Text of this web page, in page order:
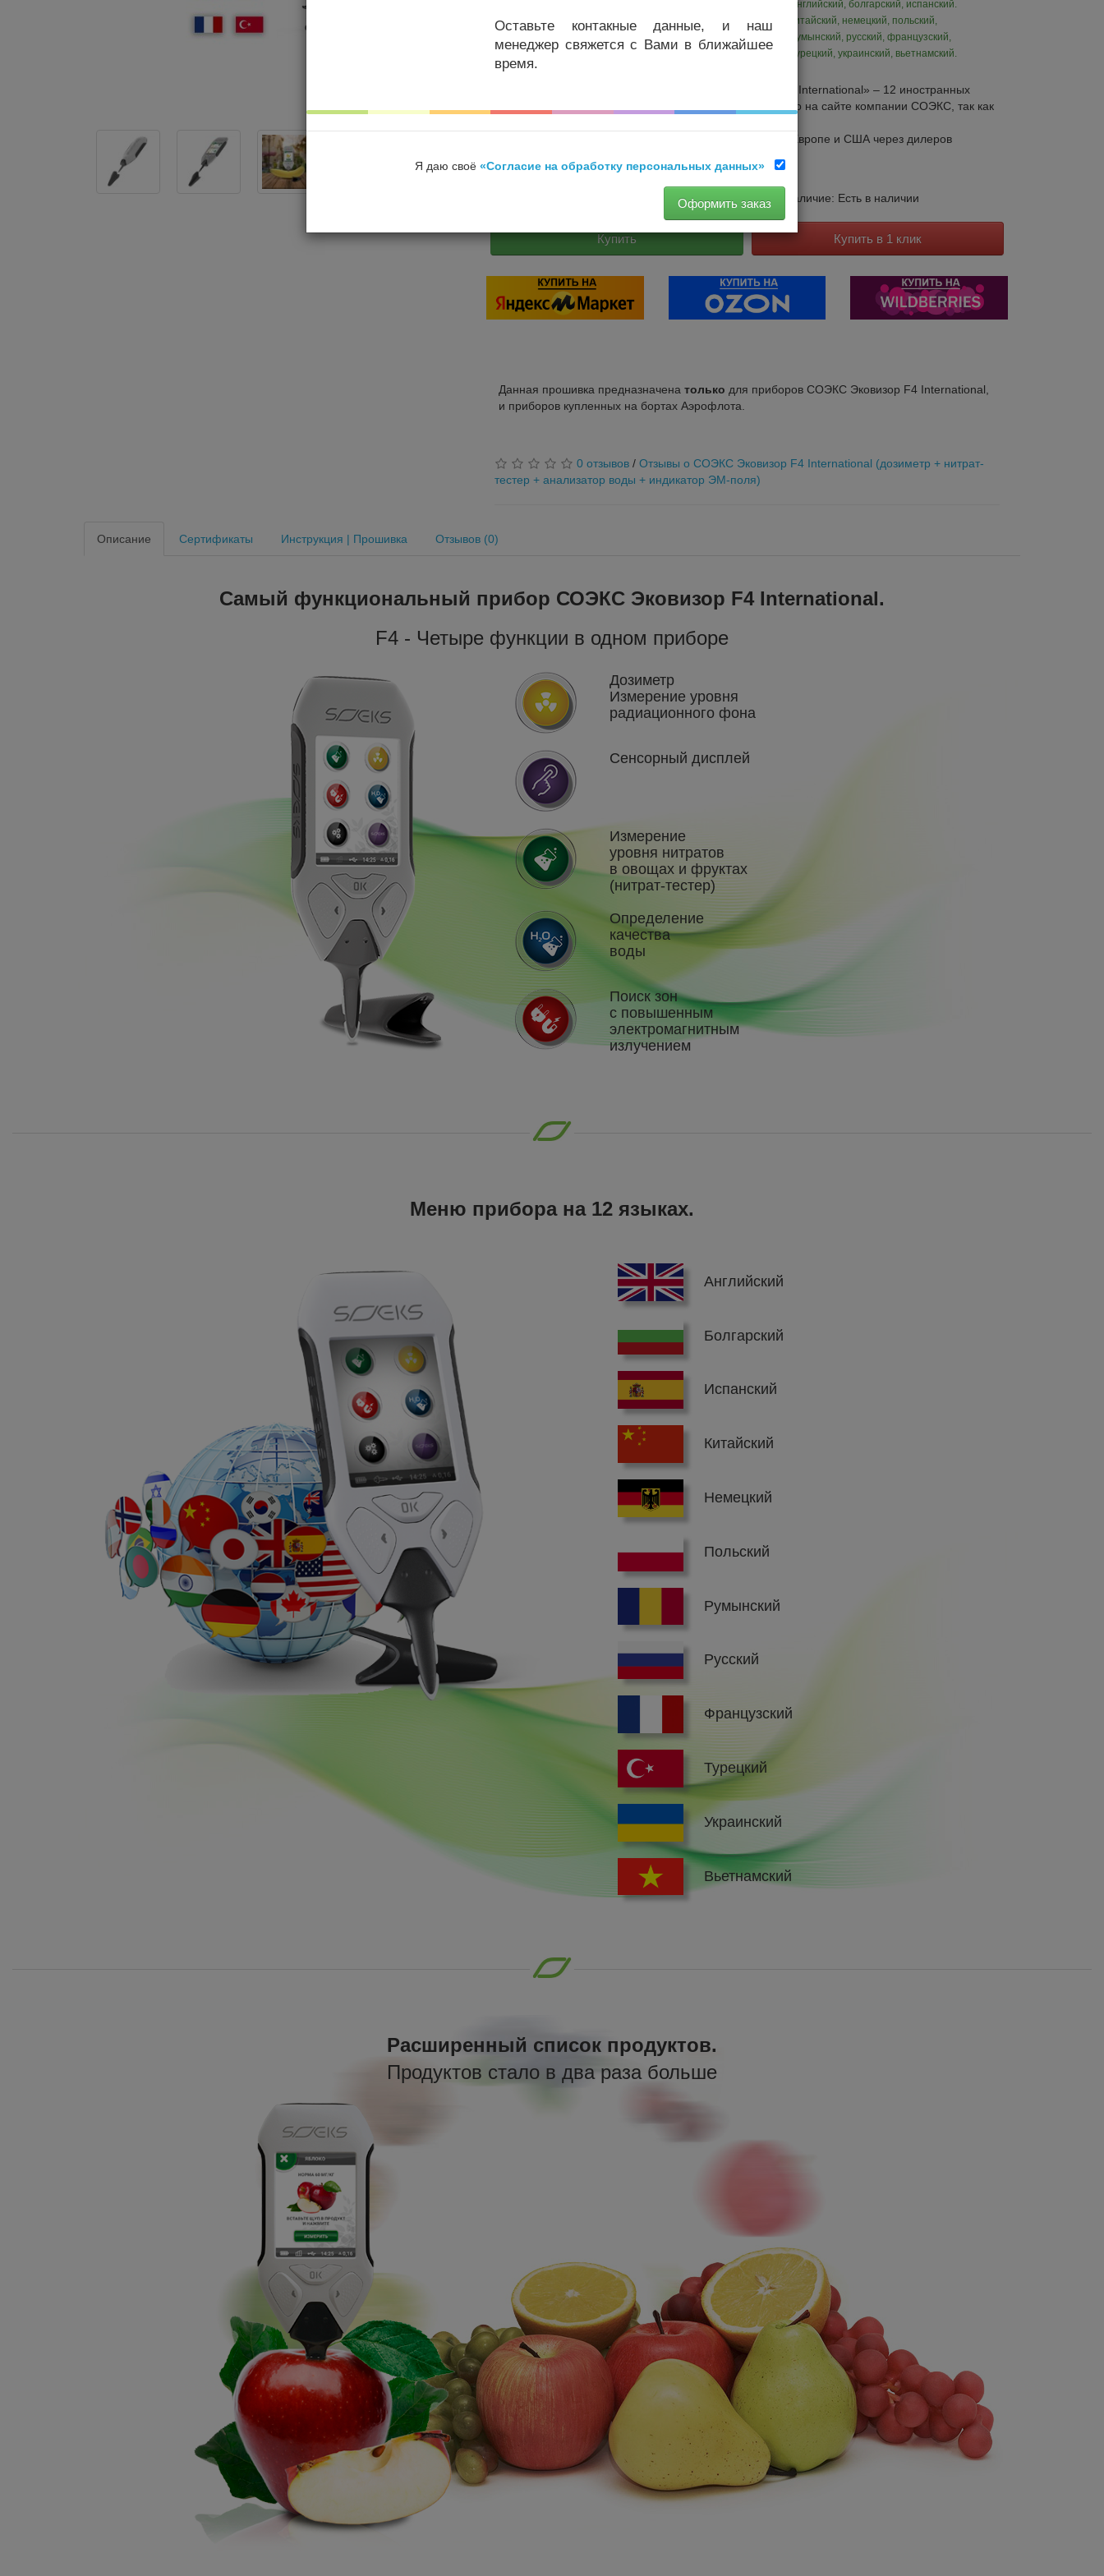
Английский, болгарский, испанский.
китайский, немецкий, польский,
румынский, русский, французский,
турецкий, украинский, вьетнамский.
предложение «СОЭКС Эковизор F4 International» – 12 иностранных
языков в одном приборе. В России можно купить только на сайте компании СОЭКС, так как
* продается на международных рейсах Аэрофлота, в Европе и США через дилеров
15490р. Наличие: Есть в наличии
Купить Купить в 1 клик
Данная прошивка предназначена только для приборов СОЭКС Эковизор F4 International,
и приборов купленных на бортах Аэрофлота.
0 отзывов / Отзывы о СОЭКС Эковизор F4 International (дозиметр + нитрат-
тестер + анализатор воды + индикатор ЭМ-поля)
Описание Сертификаты Инструкция | Прошивка Отзывов (0)
Самый функциональный прибор СОЭКС Эковизор F4 International.
F4 - Четыре функции в одном приборе
Дозиметр
Измерение уровня
радиационного фона
Cенсорный дисплей
Измерение
уровня нитратов
в овощах и фруктах
(нитрат-тестер)
Определение
качества
воды
Поиск зон
с повышенным
электромагнитным
излучением
Меню прибора на 12 языках.
Английский
Болгарский
Испанский
Китайский
Немецкий
Польский
Румынский
Русский
Французский
Турецкий
Украинский
Вьетнамский
Расширенный список продуктов.
Продуктов стало в два раза больше
Оставьте контакные данные, и наш
менеджер свяжется с Вами в ближайшее
время.
Я даю своё «Согласие на обработку персональных данных»
Оформить заказ